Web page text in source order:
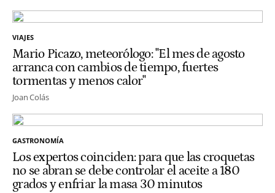
VIAJES
Mario Picazo, meteorólogo: "El mes de agosto
arranca con cambios de tiempo, fuertes
tormentas y menos calor"
Joan Colás
GASTRONOMÍA
Los expertos coinciden: para que las croquetas
no se abran se debe controlar el aceite a 180
grados y enfriar la masa 30 minutos